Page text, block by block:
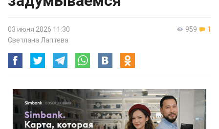
959 1
03 июня 2026 11:30
Светлана Лаптева